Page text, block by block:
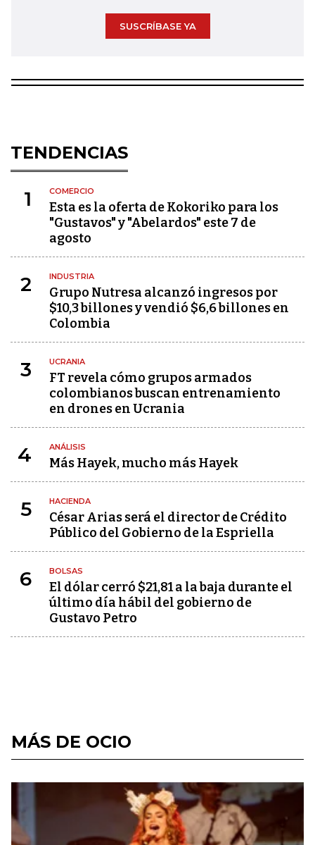
SUSCRÍBASE YA
TENDENCIAS
1 COMERCIO
Esta es la oferta de Kokoriko para los
"Gustavos" y "Abelardos" este 7 de
agosto
2 INDUSTRIA
Grupo Nutresa alcanzó ingresos por
$10,3 billones y vendió $6,6 billones en
Colombia
3 UCRANIA
FT revela cómo grupos armados
colombianos buscan entrenamiento
en drones en Ucrania
4 ANÁLISIS
Más Hayek, mucho más Hayek
5 HACIENDA
César Arias será el director de Crédito
Público del Gobierno de la Espriella
6 BOLSAS
El dólar cerró $21,81 a la baja durante el
último día hábil del gobierno de
Gustavo Petro
MÁS DE OCIO